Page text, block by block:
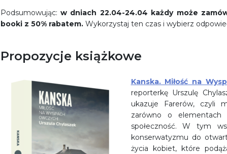
Podsumowując: w dniach 22.04-24.04 każdy może
booki z 50% rabatem.Wykorzystaj ten czas i wybierz
Propozycje książkowe
Kanska. Miłość na
reporterkę Urszulę
ukazuje Farerów, czyli
zarówno o elementach
społeczność. W tym
konserwatyzmu do
życia kobiet, które